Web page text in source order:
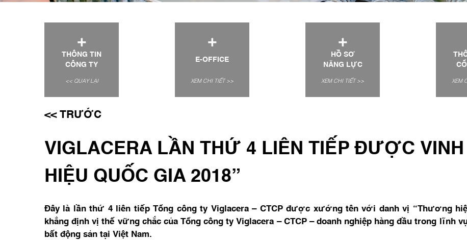
+
THÔNG TIN
CÔNG TY
<< QUAY LẠI
+
E-OFFICE
XEM CHI TIẾT >>
+
HỒ SƠ
NĂNG LỰC
XEM CHI TIẾT >> XEM
<< TRƯỚC
VIGLACERA LẦN THỨ 4 LIÊN TIẾP ĐƯỢC
HIỆU QUỐC GIA 2018”
Đây là lần thứ 4 liên tiếp Tổng công ty Viglacera – CTCP được xướng tên với danh vị “Thương
khẳng định vị thế vững chắc của Tổng công ty Viglacera – CTCP – doanh nghiệp hàng đầu trong lĩnh
bất động sản tại Việt Nam.